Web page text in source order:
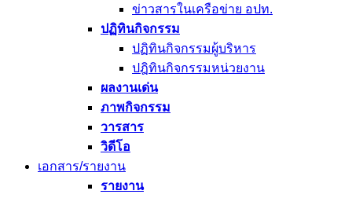
ข่าวสารในเครือข่าย อปท.
ปฏิทินกิจกรรม
ปฏิทินกิจกรรมผู้บริหาร
ปฎิทินกิจกรรมหน่วยงาน
ผลงานเด่น
ภาพกิจกรรม
วารสาร
วิดีโอ
เอกสาร/รายงาน
รายงาน